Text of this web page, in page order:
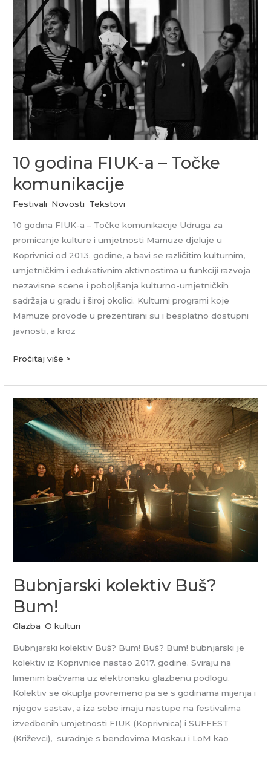
10 godina FIUK-a – Točke
komunikacije
Festivali Novosti Tekstovi
10 godina FIUK-a – Točke komunikacije Udruga za
promicanje kulture i umjetnosti Mamuze djeluje u
Koprivnici od 2013. godine, a bavi se različitim kulturnim,
umjetničkim i edukativnim aktivnostima u funkciji razvoja
nezavisne scene i poboljšanja kulturno-umjetničkih
sadržaja u gradu i široj okolici. Kulturni programi koje
Mamuze provode u prezentirani su i besplatno dostupni
javnosti, a kroz
FIUK-
–
Točke
komunikacije
Pročitaj više >
Bubnjarski kolektiv Buš?
Bum!
Glazba ,O kulturi
Bubnjarski kolektiv Buš? Bum! Buš? Bum! bubnjarski je
kolektiv iz Koprivnice nastao 2017. godine. Sviraju na
limenim bačvama uz elektronsku glazbenu podlogu.
Kolektiv se okuplja povremeno pa se s godinama mijenja i
njegov sastav, a iza sebe imaju nastupe na festivalima
izvedbenih umjetnosti FIUK (Koprivnica) i SUFFEST
(Križevci), suradnje s bendovima Moskau i LoM kao
Bubnjarski
kolektiv
Buš?
Bum!